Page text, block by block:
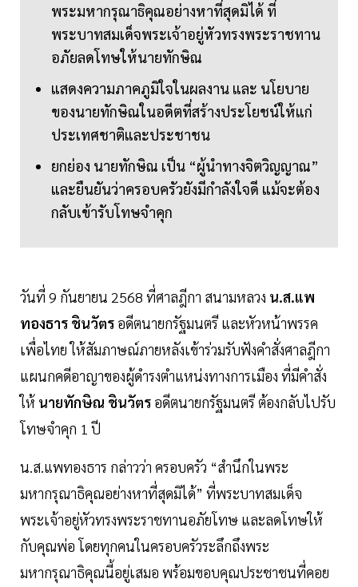
พระมหากรุณาธิคุณอย่างหาที่สุดมิได้ ที่
พระบาทสมเด็จพระเจ้าอยู่หัวทรงพระราชทาน
อภัยลดโทษให้นายทักษิณ
แสดงความภาคภูมิใจในผลงาน และ นโยบาย
ของนายทักษิณในอดีตที่สร้างประโยชน์ให้แก่
ประเทศชาติและประชาชน
ยกย่อง นายทักษิณ เป็น “ผู้นำทางจิตวิญญาณ”
และยืนยันว่าครอบครัวยังมีกำลังใจดี แม้จะต้อง
กลับเข้ารับโทษจำคุก
วันที่ 9 กันยายน 2568 ที่ศาลฎีกา สนามหลวง น.ส.แพ
ทองธาร ชินวัตร อดีตนายกรัฐมนตรี และหัวหน้าพรรค
เพื่อไทย ให้สัมภาษณ์ภายหลังเข้าร่วมรับฟังคำสั่งศาลฎีกา
แผนกคดีอาญาของผู้ดำรงตำแหน่งทางการเมือง ที่มีคำสั่ง
ให้ นายทักษิณ ชินวัตร อดีตนายกรัฐมนตรี ต้องกลับไปรับ
โทษจำคุก 1 ปี
น.ส.แพทองธาร กล่าวว่า ครอบครัว “สำนึกในพระ
มหากรุณาธิคุณอย่างหาที่สุดมิได้” ที่พระบาทสมเด็จ
พระเจ้าอยู่หัวทรงพระราชทานอภัยโทษ และลดโทษให้
กับคุณพ่อ โดยทุกคนในครอบครัวระลึกถึงพระ
มหากรุณาธิคุณนี้อยู่เสมอ พร้อมขอบคุณประชาชนที่คอย